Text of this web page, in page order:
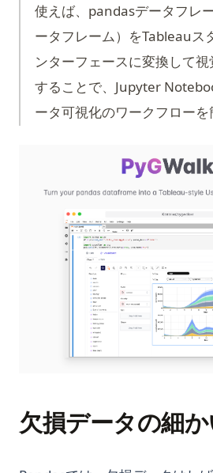
使えば、pandasデータフレ
ータフレーム）をTableauス
ンターフェースに変換して
することで、Jupyter
ータ可視化のワークフローを
欠損データの細